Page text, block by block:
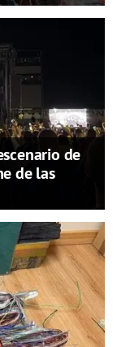
de
de las